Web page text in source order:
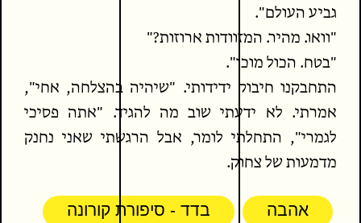
גביע העולם".
"וואו. מהיר. המזוודות ארוזות?"
"בטח. הכול מוכן".
התחבקנו חיבוק ידידותי. "שיהיה בהצלחה, אחי",
אמרתי. לא ידעתי שוב מה להגיד. "אתה פסיכי
לגמרי", התחלתי לומר, אבל הרגשתי שאני נחנק
מדמעות של צחוק.
אהבה בדד - סיפורת קורונה